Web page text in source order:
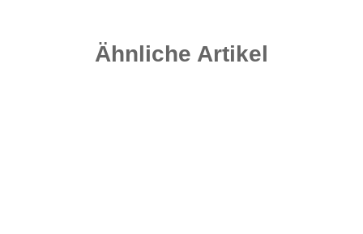
Ähnliche Artikel